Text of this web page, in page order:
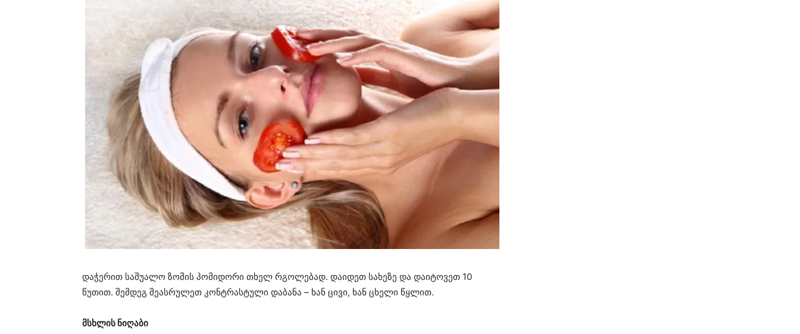
დაჭერით საშუალო ზომის პომიდორი თხელ რგოლებად. დაიდეთ სახეზე და დაიტოვეთ 10
წუთით. შემდეგ შეასრულეთ კონტრასტული დაბანა – ხან ცივი, ხან ცხელი წყლით.
მსხლის ნიღაბი